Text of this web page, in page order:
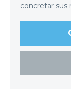
concretar sus